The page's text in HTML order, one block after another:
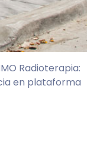
Radioterapia:
en plataforma